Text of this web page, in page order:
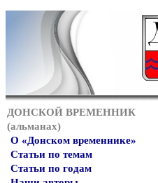
ДОНСКОЙ ВРЕМЕННИК
(альманах)
О «Донском временнике»
Статьи по темам
Статьи по годам